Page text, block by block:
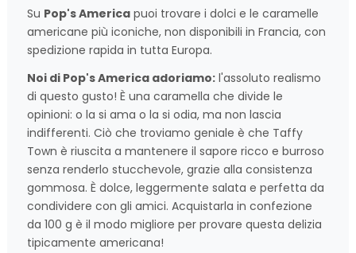
Su Pop's America puoi trovare i dolci e le caramelle
americane più iconiche, non disponibili in Francia, con
spedizione rapida in tutta Europa.
Noi di Pop's America adoriamo: l'assoluto realismo
di questo gusto! È una caramella che divide le
opinioni: o la si ama o la si odia, ma non lascia
indifferenti. Ciò che troviamo geniale è che Taffy
Town è riuscita a mantenere il sapore ricco e burroso
senza renderlo stucchevole, grazie alla consistenza
gommosa. È dolce, leggermente salata e perfetta da
condividere con gli amici. Acquistarla in confezione
da 100 g è il modo migliore per provare questa delizia
tipicamente americana!